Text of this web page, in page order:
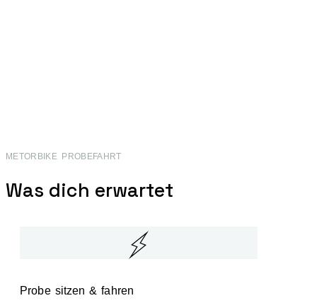
METORBIKE PROBEFAHRT
Was dich erwartet
Probe sitzen & fahren